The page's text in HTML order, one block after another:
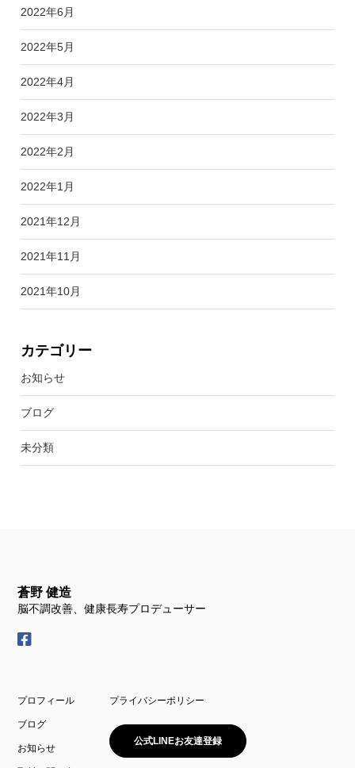
2022年6月
2022年5月
2022年4月
2022年3月
2022年2月
2022年1月
2021年12月
2021年11月
2021年10月
カテゴリー
お知らせ
ブログ
未分類
蒼野 健造
脳不調改善、健康長寿プロデューサー
プロフィール
ブログ
お知らせ
プライバシーポリシー
公式LINEお友達登録